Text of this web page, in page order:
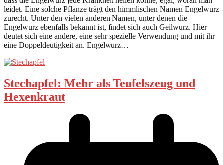
leidet. Eine solche Pflanze trägt den himmlischen Namen Engelwurz
zurecht. Unter den vielen anderen Namen, unter denen die
Engelwurz ebenfalls bekannt ist, findet sich auch Geilwurz. Hier
deutet sich eine andere, eine sehr spezielle Verwendung und mit ihr
eine Doppeldeutigkeit an. Engelwurz…
Stechapfel: Mehr als Teufelszeug und
Hexenkraut